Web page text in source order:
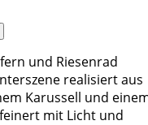
und Riesenrad
realisiert aus
Karussell und
mit Licht und